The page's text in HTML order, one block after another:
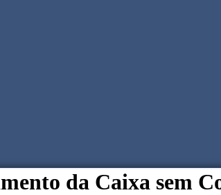
da Caixa sem